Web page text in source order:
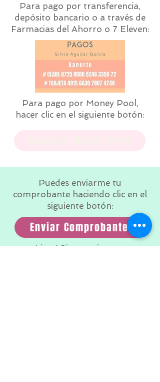
Para pago por transferencia,
depósito bancario o a través de
Farmacias del Ahorro o 7 Eleven:
Para pago por Money Pool,
hacer clic en el siguiente botón:
Puedes enviarme tu
comprobante haciendo clic en el
siguiente botón:
Enviar Comprobante
¡Listo! Si ya enviaste tu